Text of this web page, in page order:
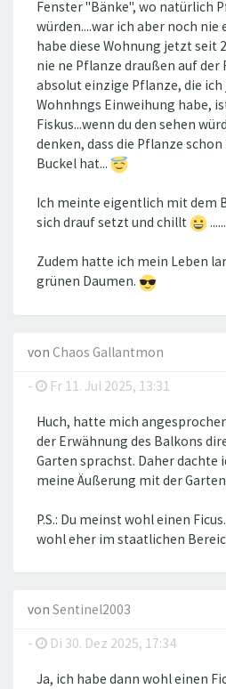
Fenster "Bänke", wo natürlich
würden....war ich aber noch nie
habe diese Wohnung jetzt seit
nie ne Pflanze draußen auf der
absolut einzige Pflanze, die
Wohnhngs Einweihung habe,
Fiskus...wenn du den sehen
denken, dass die Pflanze
Buckel hat...
Ich meinte eigentlich mit dem
sich drauf setzt und chillt
......
Zudem hatte ich mein Leben
grünen Daumen.
von Chaos Gallantmon
-
Fr 11. Jul 2025, 13:31
Huch, hatte mich
der Erwähnung des Balkons
Garten sprachst. Daher dachte
meine Äußerung mit der
P.S.: Du meinst wohl einen
wohl eher im staatlichen
von Sentinel2003
-
Di 30. Dez 2025, 17:34
Ja, ich habe dann wohl einen